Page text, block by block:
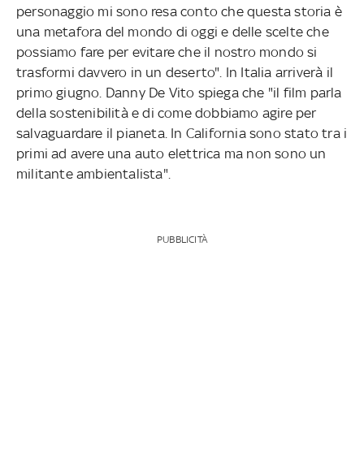
personaggio mi sono resa conto che questa storia è
una metafora del mondo di oggi e delle scelte che
possiamo fare per evitare che il nostro mondo si
trasformi davvero in un deserto". In Italia arriverà il
primo giugno. Danny De Vito spiega che "il film parla
della sostenibilità e di come dobbiamo agire per
salvaguardare il pianeta. In California sono stato tra i
primi ad avere una auto elettrica ma non sono un
militante ambientalista".
PUBBLICITÀ